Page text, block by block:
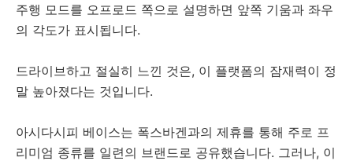
주행 모드를 오프로드 쪽으로 설명하면 앞쪽 기움과 좌우
의 각도가 표시됩니다.
드라이브하고 절실히 느낀 것은, 이 플랫폼의 잠재력이 정
말 높아졌다는 것입니다.
아시다시피 베이스는 폭스바겐과의 제휴를 통해 주로 프
리미엄 종류를 일련의 브랜드로 공유했습니다. 그러나, 이